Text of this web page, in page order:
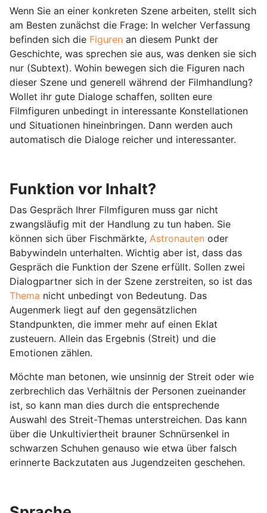
Wenn Sie an einer konkreten Szene arbeiten, stellt sich
am Besten zunächst die Frage: In welcher Verfassung
befinden sich die Figuren an diesem Punkt der
Geschichte, was sprechen sie aus, was denken sie sich
nur (Subtext). Wohin bewegen sich die Figuren nach
dieser Szene und generell während der Filmhandlung?
Wollet ihr gute Dialoge schaffen, sollten eure
Filmfiguren unbedingt in interessante Konstellationen
und Situationen hineinbringen. Dann werden auch
automatisch die Dialoge reicher und interessanter.
Funktion vor Inhalt?
Das Gespräch Ihrer Filmfiguren muss gar nicht
zwangsläufig mit der Handlung zu tun haben. Sie
können sich über Fischmärkte, Astronauten oder
Babywindeln unterhalten. Wichtig aber ist, dass das
Gespräch die Funktion der Szene erfüllt. Sollen zwei
Dialogpartner sich in der Szene zerstreiten, so ist das
Thema nicht unbedingt von Bedeutung. Das
Augenmerk liegt auf den gegensätzlichen
Standpunkten, die immer mehr auf einen Eklat
zusteuern. Allein das Ergebnis (Streit) und die
Emotionen zählen.
Möchte man betonen, wie unsinnig der Streit oder wie
zerbrechlich das Verhältnis der Personen zueinander
ist, so kann man dies durch die entsprechende
Auswahl des Streit-Themas unterstreichen. Das kann
über die Unkultiviertheit brauner Schnürsenkel in
schwarzen Schuhen genauso wie etwa über falsch
erinnerte Backzutaten aus Jugendzeiten geschehen.